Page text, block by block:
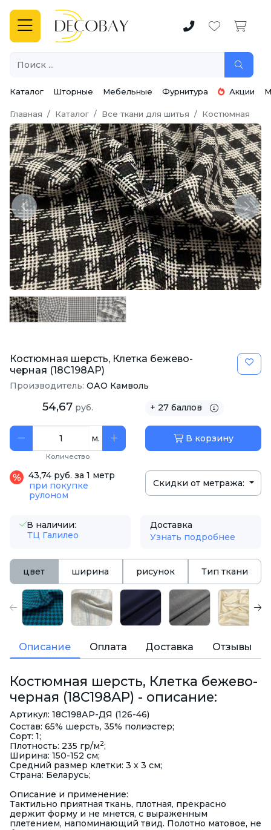
Каталог Шторные Мебельные Фурнитура Акции
Главная Каталог Все ткани для шитья Костюмная
Previous Next
Костюмная шерсть, Клетка бежево-
черная (18С198АР)
Производитель: ОАО Камволь
54,67 руб. + 27 баллов
м.
Количество
В корзину
43,74 руб. за 1 метр
при покупке
рулоном
Скидки от метража:
В наличии:
ТЦ Галилео
Доставка
Узнать подробнее
цвет ширина рисунок Тип ткани
Описание Оплата Доставка Отзывы
Костюмная шерсть, Клетка бежево-
черная (18С198АР) - описание:
Артикул: 18С198АР-ДЯ (126-46)
Состав: 65% шерсть, 35% полиэстер;
Сорт: 1;
Плотность: 235 гр/м2;
Ширина: 150-152 см;
Средний размер клетки: 3 х 3 см;
Страна: Беларусь;
Описание и применение:
Тактильно приятная ткань, плотная, прекрасно
держит форму и не мнется, с выраженным
плетением, напоминающий твид. Полотно матовое, не